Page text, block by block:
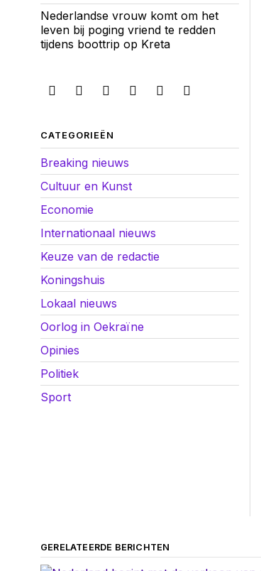
Nederlandse vrouw komt om het
leven bij poging vriend te redden
tijdens boottrip op Kreta
CATEGORIEËN
Breaking nieuws
Cultuur en Kunst
Economie
Internationaal nieuws
Keuze van de redactie
Koningshuis
Lokaal nieuws
Oorlog in Oekraïne
Opinies
Politiek
Sport
GERELATEERDE BERICHTEN